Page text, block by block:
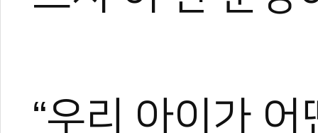
“우리 아이가